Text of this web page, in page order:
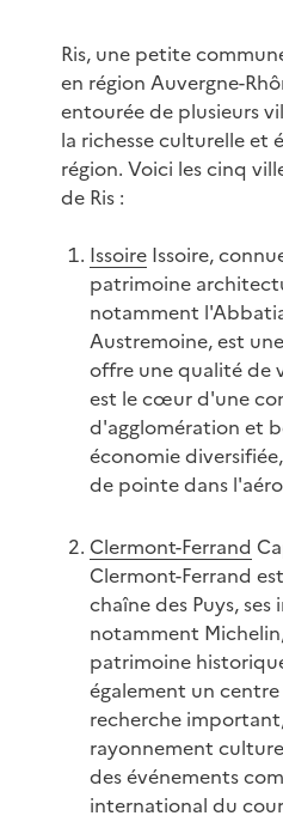
Ris, une petite
en région Auvergne-
entourée de plusieurs
la richesse culturelle et
région. Voici les cinq
de Ris :
IssoireIssoire,
patrimoine
notamment
Austremoine, est
offre une qualité de
est le cœur d'une
d'agglomération et
économie
de pointe dans
Clermont-Ferrand
Clermont-Ferrand
chaîne des Puys, ses
notamment
patrimoine
également un
recherche
rayonnement
des événements
international du